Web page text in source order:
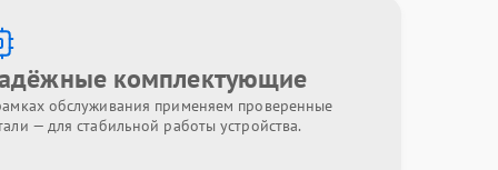
комплектующие
обслуживания применяем проверенные
— для стабильной работы устройства.